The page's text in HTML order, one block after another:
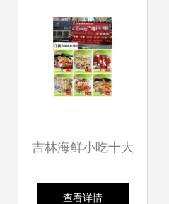
吉林海鲜小吃十大
品牌与厦门市仙岳
查看详情